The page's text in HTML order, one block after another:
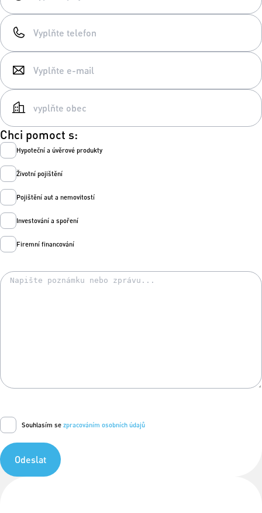
Chci pomoct s:
Hypoteční a úvěrové produkty
Životní pojištění
Pojištění aut a nemovitostí
Investování a spoření
Firemní financování
Souhlasím se zpracováním osobních údajů
Odeslat